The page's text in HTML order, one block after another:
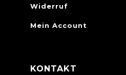
Widerruf
Mein Account
KONTAKT